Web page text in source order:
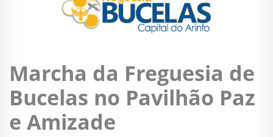
Marcha da Freguesia de
Bucelas no Pavilhão Paz
e Amizade